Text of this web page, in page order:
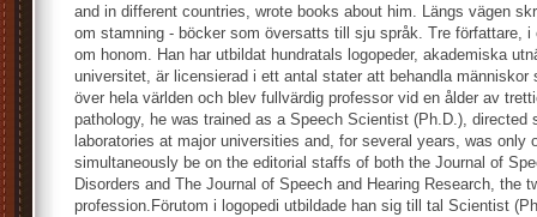
and in different countries, wrote books about him. Längs vägen
om stamning - böcker som översatts till sju språk. Tre författare, i
om honom. Han har utbildat hundratals logopeder, akademiska
universitet, är licensierad i ett antal stater att behandla människor
över hela världen och blev fullvärdig professor vid en ålder av
pathology, he was trained as a Speech Scientist (Ph.D.), directed
laboratories at major universities and, for several years, was only
simultaneously be on the editorial staffs of both the Journal of
Disorders and The Journal of Speech and Hearing Research, the
profession.Förutom i logopedi utbildade han sig till tal Scientist